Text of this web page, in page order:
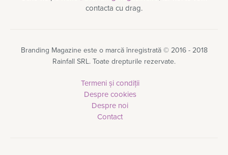
contacta cu drag.
Branding Magazine este o marcă înregistrată © 2016 - 2018
Rainfall SRL. Toate drepturile rezervate.
Termeni și condiții
Despre cookies
Despre noi
Contact